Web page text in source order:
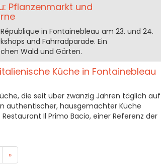
Pflanzenmarkt und
in Fontainebleau am 23. und 24.
und Fahrradparade. Ein
Wald und Gärten.
Küche in Fontainebleau
die seit über zwanzig Jahren täglich auf
authentischer, hausgemachter Küche
Il Primo Bacio, einer Referenz der
»